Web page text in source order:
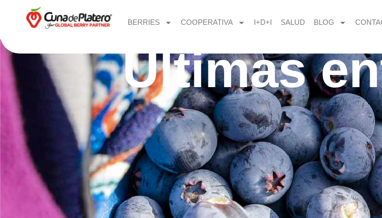
BERRIES COOPERATIVA I+D+I SALUD BLOG
Últimas